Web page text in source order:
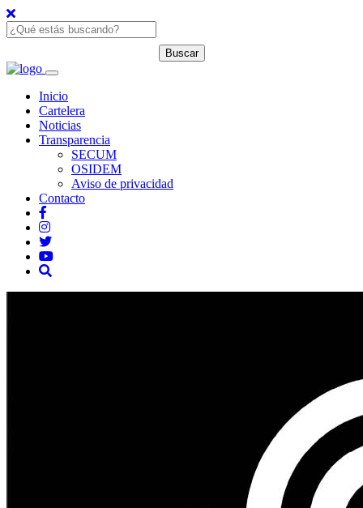
Inicio
Cartelera
Noticias
Transparencia
SECUM
OSIDEM
Aviso de privacidad
Contacto